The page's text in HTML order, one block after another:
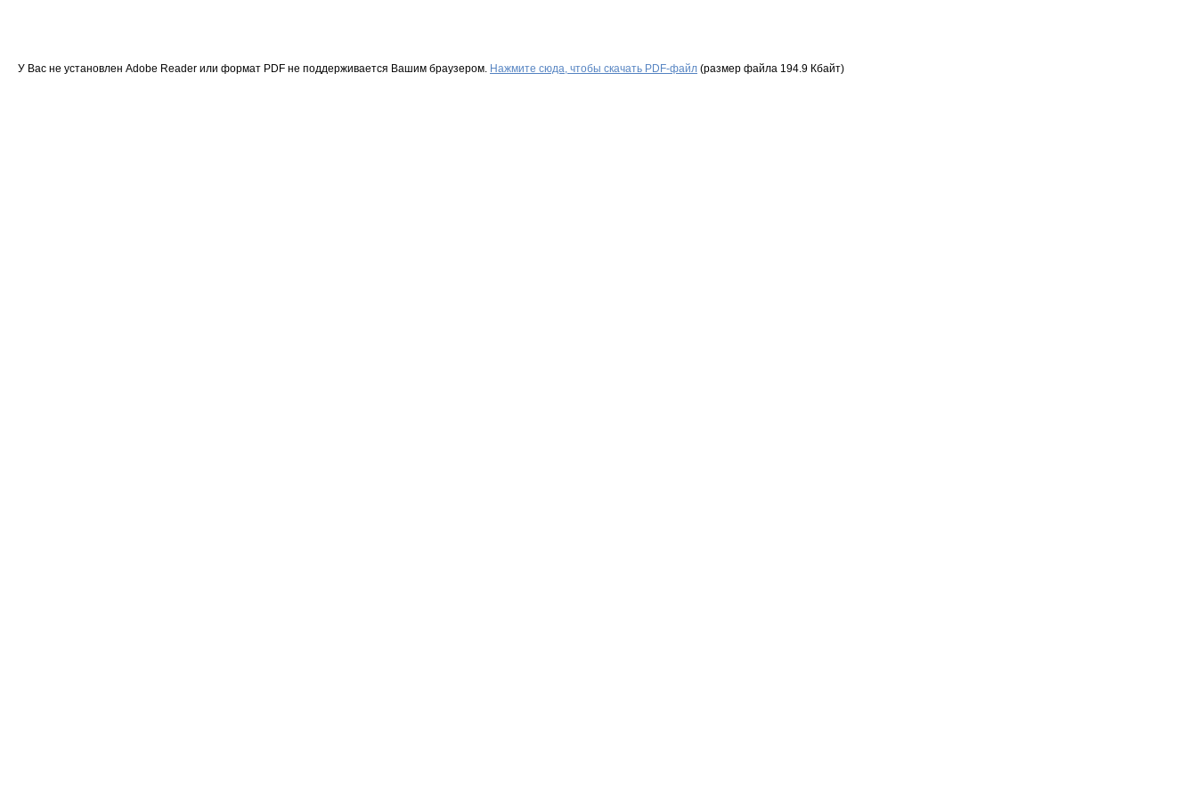
У Вас не установлен Adobe Reader или формат PDF не поддерживается Вашим браузером. Нажмите сюда, чтобы скачать PDF-файл (размер файла 194.9 Кбайт)